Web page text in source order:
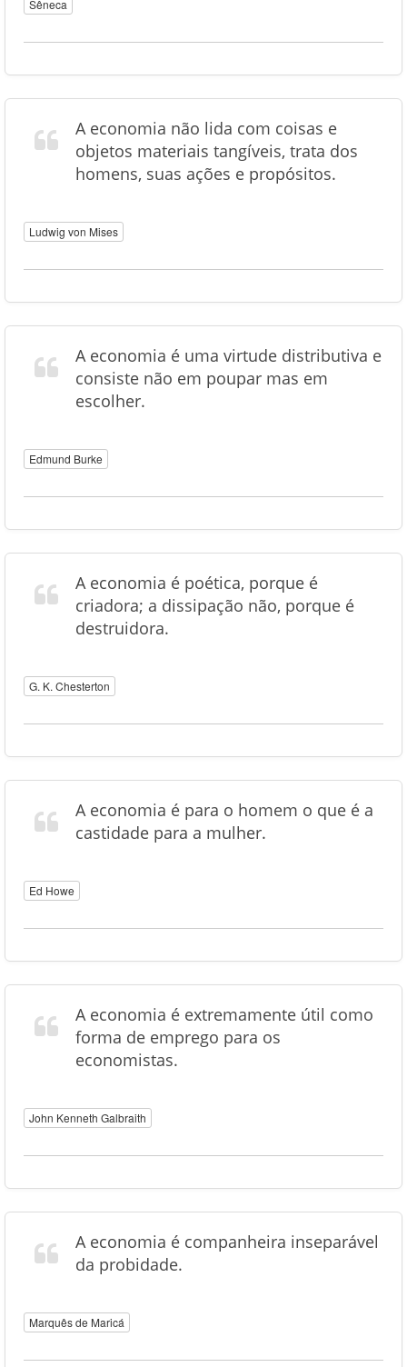
Sêneca
A economia não lida com coisas e
objetos materiais tangíveis, trata dos
homens, suas ações e propósitos.
Ludwig von Mises
A economia é uma virtude distributiva e
consiste não em poupar mas em
escolher.
Edmund Burke
A economia é poética, porque é
criadora; a dissipação não, porque é
destruidora.
G. K. Chesterton
A economia é para o homem o que é a
castidade para a mulher.
Ed Howe
A economia é extremamente útil como
forma de emprego para os
economistas.
John Kenneth Galbraith
A economia é companheira inseparável
da probidade.
Marquês de Maricá